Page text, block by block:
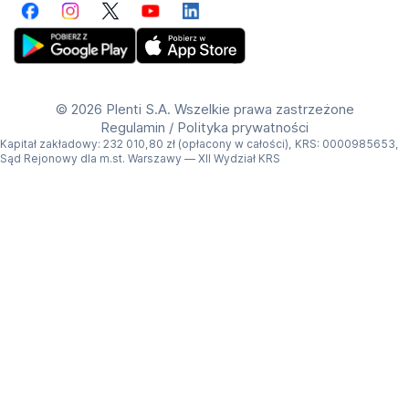
oraz regulacji prawnych.
FacebookInstagramTwitterYouTubeLinkedIn
© 2026 Plenti S.A. Wszelkie prawa zastrzeżone
Regulamin / Polityka prywatności
Kapitał zakładowy: 232 010,80 zł (opłacony w całości), KRS: 0000985653,
Sąd Rejonowy dla m.st. Warszawy — XII Wydział KRS